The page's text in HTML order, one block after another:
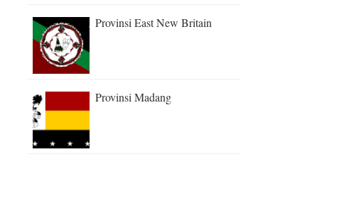
Provinsi East New Britain
Provinsi Madang